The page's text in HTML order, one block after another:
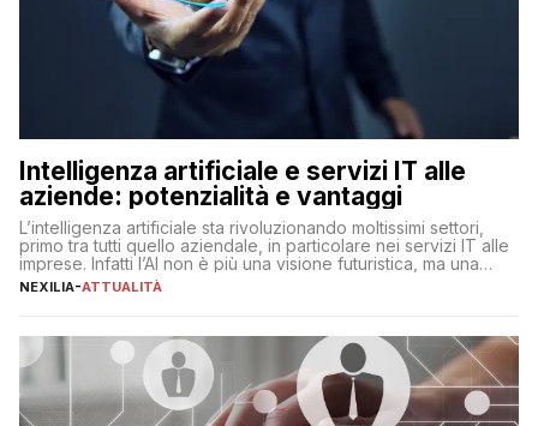
Intelligenza artificiale e servizi IT alle
aziende: potenzialità e vantaggi
L’intelligenza artificiale sta rivoluzionando moltissimi settori,
primo tra tutti quello aziendale, in particolare nei servizi IT alle
imprese. Infatti l’AI non è più una visione futuristica, ma una
realtà operativa che sta portando a un cambio significativo in
operazioni, bensì comporta […]
NEXILIA-ATTUALITÀ